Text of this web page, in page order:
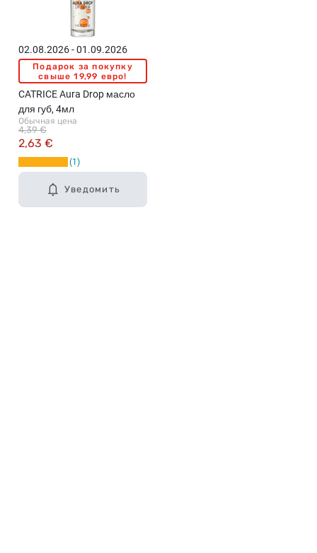
Уведомить
02.08.2026 - 01.09.2026
Подарок за покупку
свыше 19,99 евро!
CATRICE Aura Drop масло
для губ, 4мл
Обычная цена
2,63 €
4,39 €
1